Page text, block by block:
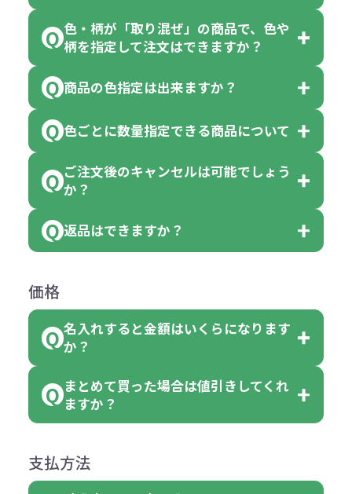
一部商品（※）を除き、注文可能数
です。
ります。
【例】注文可能数が100個の場合
は、100個以上でしたら、何個でも
可能です。
色・柄が「取り混ぜ」の商品で、色や
柄を指定して注文はできますか？
「色・柄 取り混ぜ」のラベルがつい
ている商品は、色指定不可となって
ん。
但し、ロゴなど名入れ印刷をされる
費用）
商品の色指定は出来ますか？
色指定できる商品もございますが商
品の詳細に「色・柄 取り混ぜ」のラ
ベルや商品画像に「〇色取混ぜ」な
れ等分で100個ずつ入って参ります。
（割り切れない場合は数個単位で前
色指定できる商品に付きましては商
品詳細の購入の所で色が選べるよう
になっております。
色ごとに数量指定できる商品について
「選べる本体色」のラベルが付いて
す。
い。
例えば…
クエアトート」を300個注文した場
クエアトート」は10個単位でしたら
ご注文後のキャンセルは可能でしょう
か？
お客様都合でのキャンセルは、制作
がございます。
ご注文の際は、十分にご確認・ご検
返品はできますか？
めご了承ください。
ただし下記の場合は承っております
●初期不良または不良品（破損、故
障）の場合
合
価格
名入れすると金額はいくらになります
か？
名入れありの場合の代金の計算方法
は下記の通りです。
計算例：
まとめて買った場合は値引きしてくれ
ますか？
商品によりますが、お見積もりさせ
ていただきます。
支払方法